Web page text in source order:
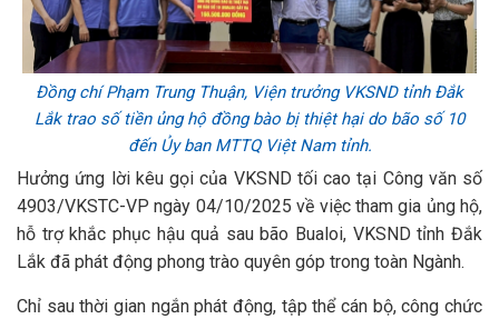
Đồng chí Phạm Trung Thuận, Viện trưởng VKSND tỉnh Đắk
Lắk trao số tiền ủng hộ đồng bào bị thiệt hại do bão số 10
đến Ủy ban MTTQ Việt Nam tỉnh.
Hưởng ứng lời kêu gọi của VKSND tối cao tại Công văn số
4903/VKSTC-VP ngày 04/10/2025 về việc tham gia ủng hộ,
hỗ trợ khắc phục hậu quả sau bão Bualoi, VKSND tỉnh Đắk
Lắk đã phát động phong trào quyên góp trong toàn Ngành.
Chỉ sau thời gian ngắn phát động, tập thể cán bộ, công chức